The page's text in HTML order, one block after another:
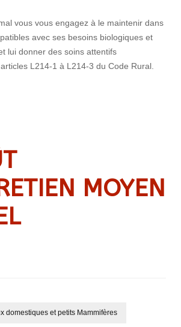
vous vous engagez à le maintenir dans
avec ses besoins biologiques et
lui donner des soins attentifs
L214-1 à L214-3 du Code Rural.
T
MOYEN
domestiques et petits Mammifères